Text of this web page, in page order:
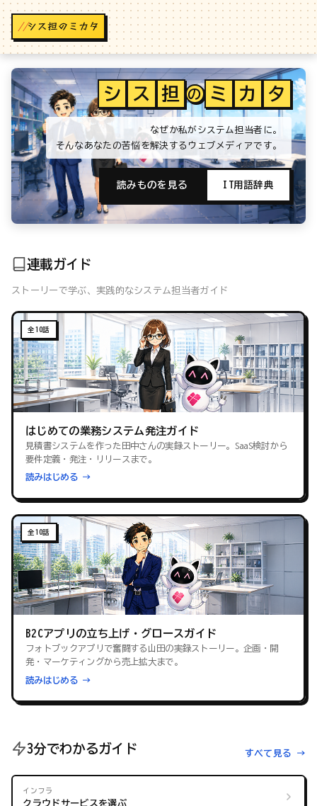
//
シ ス 担 の ミ カ タ
なぜか私がシステム担当者に。
そんなあなたの苦悩を解決するウェブメディアです。
読みものを見る IT用語辞典
連載ガイド
ストーリーで学ぶ、実践的なシステム担当者ガイド
全10話
はじめての業務システム発注ガイド
見積書システムを作った田中さんの実録ストーリー。SaaS検討から
要件定義・発注・リリースまで。
読みはじめる →
全10話
B2Cアプリの立ち上げ・グロースガイド
フォトブックアプリで奮闘する山田の実録ストーリー。企画・開
発・マーケティングから売上拡大まで。
読みはじめる →
3分でわかるガイド すべて見る →
インフラ
クラウドサービスを選ぶ